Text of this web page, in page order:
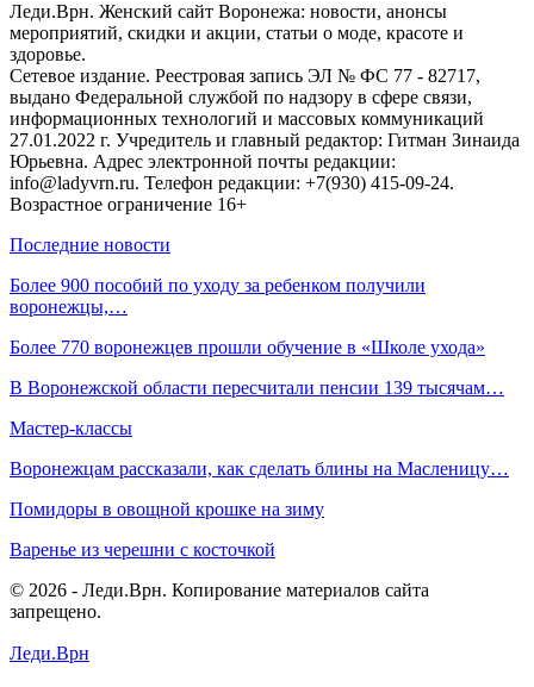
Леди.Врн. Женский сайт Воронежа: новости, анонсы
мероприятий, скидки и акции, статьи о моде, красоте и
здоровье.
Сетевое издание. Реестровая запись ЭЛ № ФС 77 - 82717,
выдано Федеральной службой по надзору в сфере связи,
информационных технологий и массовых коммуникаций
27.01.2022 г. Учредитель и главный редактор: Гитман Зинаида
Юрьевна. Адрес электронной почты редакции:
info@ladyvrn.ru. Телефон редакции: +7(930) 415-09-24.
Возрастное ограничение 16+
Последние новости
Более 900 пособий по уходу за ребенком получили
воронежцы,…
Более 770 воронежцев прошли обучение в «Школе ухода»
В Воронежской области пересчитали пенсии 139 тысячам…
Мастер-классы
Воронежцам рассказали, как сделать блины на Масленицу…
Помидоры в овощной крошке на зиму
Варенье из черешни с косточкой
© 2026 - Леди.Врн. Копирование материалов сайта
запрещено.
Леди.Врн